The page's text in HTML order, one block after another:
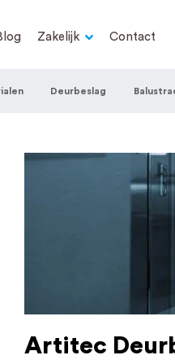
familiebedrijf met
waar we RVS op
bij ons
Zakelijk Contact
Deurbeslag
Artitec